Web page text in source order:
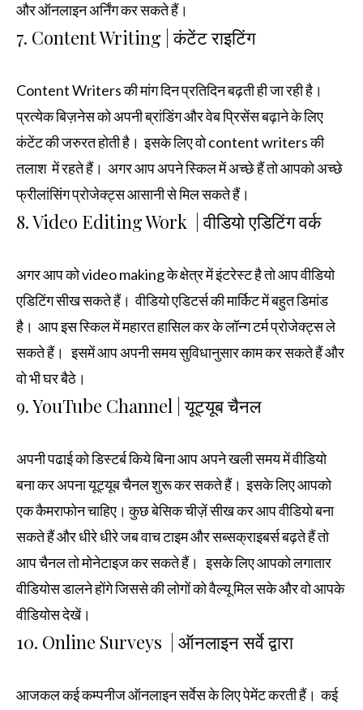
और ऑनलाइन अर्निंग कर सकते हैं।
7. Content Writing | कंटेंट राइटिंग
Content Writers की मांग दिन प्रतिदिन बढ़ती ही जा रही है।
प्रत्येक बिज़नेस को अपनी ब्रांडिंग और वेब प्रिसेंस बढ़ाने के लिए
कंटेंट की जरुरत होती है। इसके लिए वो content writers की
तलाश में रहते हैं। अगर आप अपने स्किल में अच्छे हैं तो आपको अच्छे
फ्रीलांसिंग प्रोजेक्ट्स आसानी से मिल सकते हैं।
8. Video Editing Work | वीडियो एडिटिंग वर्क
अगर आप को video making के क्षेत्र में इंटरेस्ट है तो आप वीडियो
एडिटिंग सीख सकते हैं। वीडियो एडिटर्स की मार्किट में बहुत डिमांड
है। आप इस स्किल में महारत हासिल कर के लॉन्ग टर्म प्रोजेक्ट्स ले
सकते हैं। इसमें आप अपनी समय सुविधानुसार काम कर सकते हैं और
वो भी घर बैठे।
9. YouTube Channel | यूट्यूब चैनल
अपनी पढाई को डिस्टर्ब किये बिना आप अपने खली समय में वीडियो
बना कर अपना यूट्यूब चैनल शुरू कर सकते हैं। इसके लिए आपको
एक कैमराफोन चाहिए। कुछ बेसिक चीज़ें सीख कर आप वीडियो बना
सकते हैं और धीरे धीरे जब वाच टाइम और सब्सक्राइबर्स बढ़ते हैं तो
आप चैनल तो मोनेटाइज कर सकते हैं। इसके लिए आपको लगातार
वीडियोस डालने होंगे जिससे की लोगों को वैल्यू मिल सके और वो आपके
वीडियोस देखें।
10. Online Surveys | ऑनलाइन सर्वे द्वारा
आजकल कई कम्पनीज ऑनलाइन सर्वेस के लिए पेमेंट करती हैं। कई